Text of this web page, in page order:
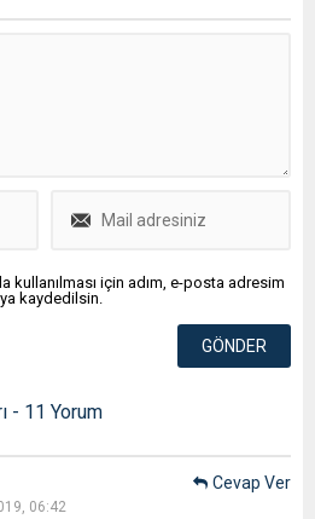
kullanılması için adım, e-posta adresim
kaydedilsin.
- 11 Yorum
06:42
Cevap Ver